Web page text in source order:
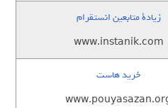
زيادة متابعين انستقرام
www.instanik.com
خرید هاست